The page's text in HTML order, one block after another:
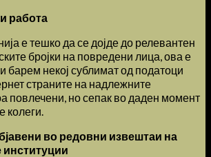
работа
е тешко да се дојде до релевантен
бројки на повредени лица, ова е
барем некој сублимат од податоци
страните на надлежните
повлечени, но сепак во даден момент
колеги.
во редовни извештаи на